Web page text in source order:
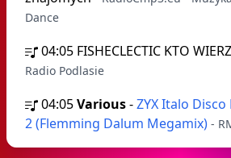
Dance
04:05 FISHECLECTIC KTO
Radio Podlasie
04:05Various-ZYX Italo
2 (Flemming Dalum Megamix) -